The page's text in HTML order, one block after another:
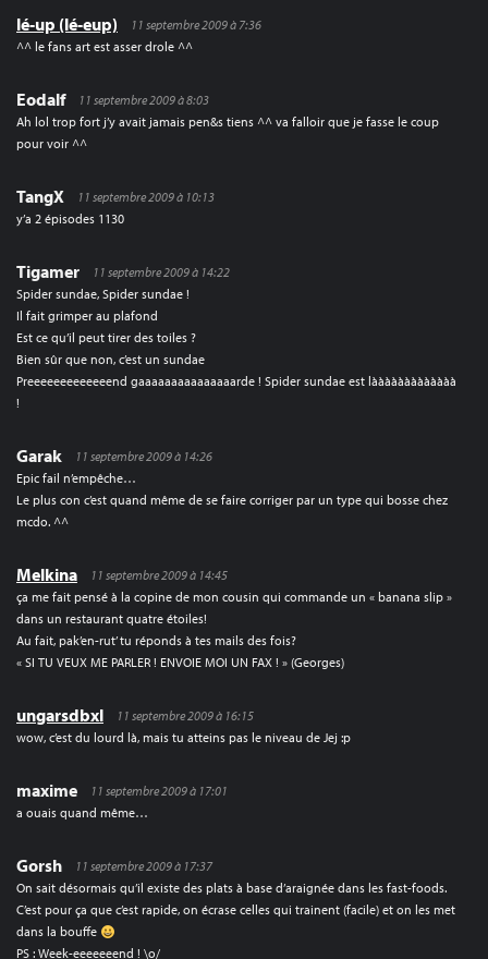
lé-up (lé-eup)
11 septembre 2009 à 7:36
^^ le fans art est asser drole ^^
Eodalf
11 septembre 2009 à 8:03
Ah lol trop fort j’y avait jamais pen&s tiens ^^ va falloir que je fasse le coup
pour voir ^^
TangX
11 septembre 2009 à 10:13
y’a 2 épisodes 1130
Tigamer
11 septembre 2009 à 14:22
Spider sundae, Spider sundae !
Il fait grimper au plafond
Est ce qu’il peut tirer des toiles ?
Bien sûr que non, c’est un sundae
Preeeeeeeeeeeeend gaaaaaaaaaaaaaaarde ! Spider sundae est lààààààààààààà
!
Garak
11 septembre 2009 à 14:26
Epic fail n’empêche…
Le plus con c’est quand même de se faire corriger par un type qui bosse chez
mcdo. ^^
Melkina
11 septembre 2009 à 14:45
ça me fait pensé à la copine de mon cousin qui commande un « banana slip »
dans un restaurant quatre étoiles!
Au fait, pak’en-rut’ tu réponds à tes mails des fois?
« SI TU VEUX ME PARLER ! ENVOIE MOI UN FAX ! » (Georges)
ungarsdbxl
11 septembre 2009 à 16:15
wow, c’est du lourd là, mais tu atteins pas le niveau de Jej :p
maxime
11 septembre 2009 à 17:01
a ouais quand même…
Gorsh
11 septembre 2009 à 17:37
On sait désormais qu’il existe des plats à base d’araignée dans les fast-foods.
C’est pour ça que c’est rapide, on écrase celles qui trainent (facile) et on les met
dans la bouffe
PS : Week-eeeeeeend ! \o/